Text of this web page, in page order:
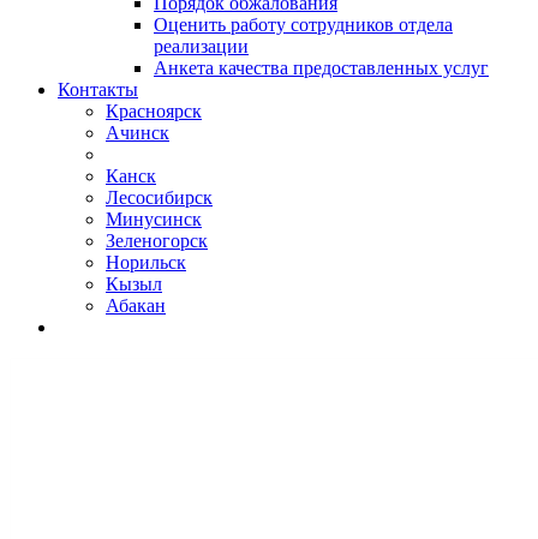
Оценить работу сотрудников отдела
реализации
Анкета качества предоставленных услуг
Контакты
Красноярск
Ачинск
Канск
Лесосибирск
Минусинск
Зеленогорск
Норильск
Кызыл
Абакан